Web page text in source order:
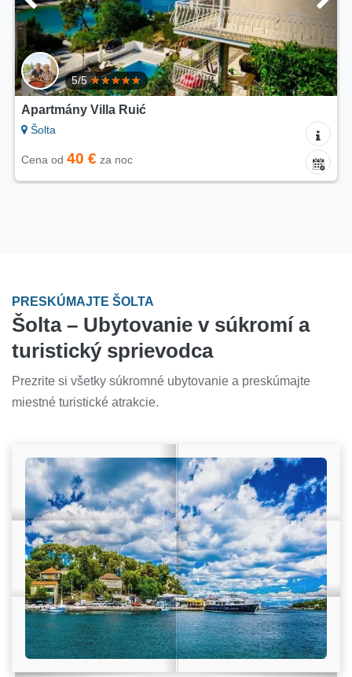
5/5
Apartmány Villa Ruić
Šolta
Cena od 40 € za noc
PRESKÚMAJTE ŠOLTA
Šolta – Ubytovanie v súkromí a
turistický sprievodca
Prezrite si všetky súkromné ubytovanie a preskúmajte
miestné turistické atrakcie.